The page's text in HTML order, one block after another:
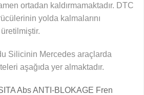
ortadan kaldırmamaktadır. DTC
yolda kalmalarını
Silicinin Mercedes araçlarda
aşağıda yer almaktadır.
Abs ANTI-BLOKAGE Fren